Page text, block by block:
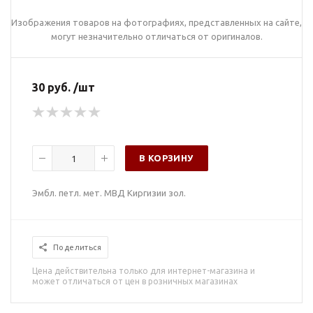
Изображения товаров на фотографиях, представленных на сайте,
могут незначительно отличаться от оригиналов.
30 руб. /шт
В КОРЗИНУ
Эмбл. петл. мет. МВД Киргизии зол.
Поделиться
Цена действительна только для интернет-магазина и
может отличаться от цен в розничных магазинах